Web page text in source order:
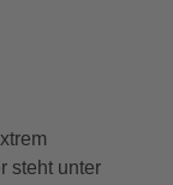
steht unter